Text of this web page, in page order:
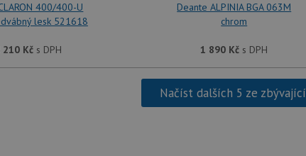
400/400-U
lesk 521618
210 Kčs DPH
Deante ALPINIA BGA 063M
chrom
1 890 Kč s DPH
Načíst dalších 5 ze
soubory Výkonové soubory Funkční soubory
cookie umožňují základní funkce webových stránek, jako je přihlášení
nutných souborů cookie správně používat.
Popis